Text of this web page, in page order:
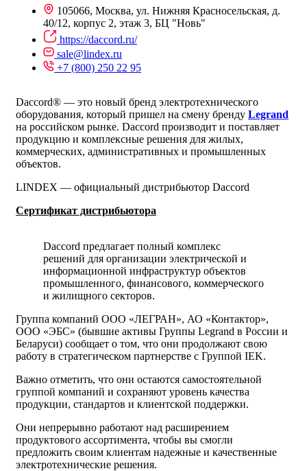
105066, Москва, ул. Нижняя Красносельская, д.
40/12, корпус 2, этаж 3, БЦ "Новь"
https://daccord.ru/
sale@lindex.ru
+7 (800) 250 22 95
Daccord® — это новый бренд электротехнического
оборудования, который пришел на смену бренду Legrand
на российском рынке. Daccord производит и поставляет
продукцию и комплексные решения для жилых,
коммерческих, административных и промышленных
объектов.
LINDEX — официальный дистрибьютор Daccord
Cертификат дистрибьютора
Daccord предлагает полный комплекс
решений для организации электрической и
информационной инфраструктур объектов
промышленного, финансового, коммерческого
и жилищного секторов.
Группа компаний ООО «ЛЕГРАН», АО «Контактор»,
ООО «ЭБС» (бывшие активы Группы Legrand в России и
Беларуси) сообщает о том, что они продолжают свою
работу в стратегическом партнерстве с Группой IEK.
Важно отметить, что они остаются самостоятельной
группой компаний и сохраняют уровень качества
продукции, стандартов и клиентской поддержки.
Они непрерывно работают над расширением
продуктового ассортимента, чтобы вы смогли
предложить своим клиентам надежные и качественные
электротехнические решения.